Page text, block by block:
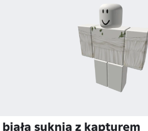
biała suknia z kapturem